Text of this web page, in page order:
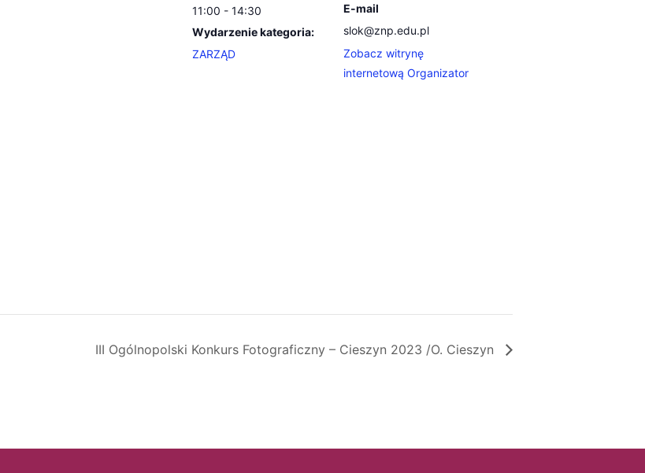
11:00 - 14:30
Wydarzenie kategoria:
ZARZĄD
E-mail
slok@znp.edu.pl
Zobacz witrynę
internetową Organizator
III Ogólnopolski Konkurs Fotograficzny – Cieszyn 2023 /O. Cieszyn